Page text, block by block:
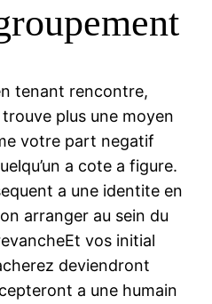
tenant rencontre,
plus une moyen
votre part negatif
a cote a figure.
a une identite en
arranger au sein du
vos initial
deviendront
a une humain